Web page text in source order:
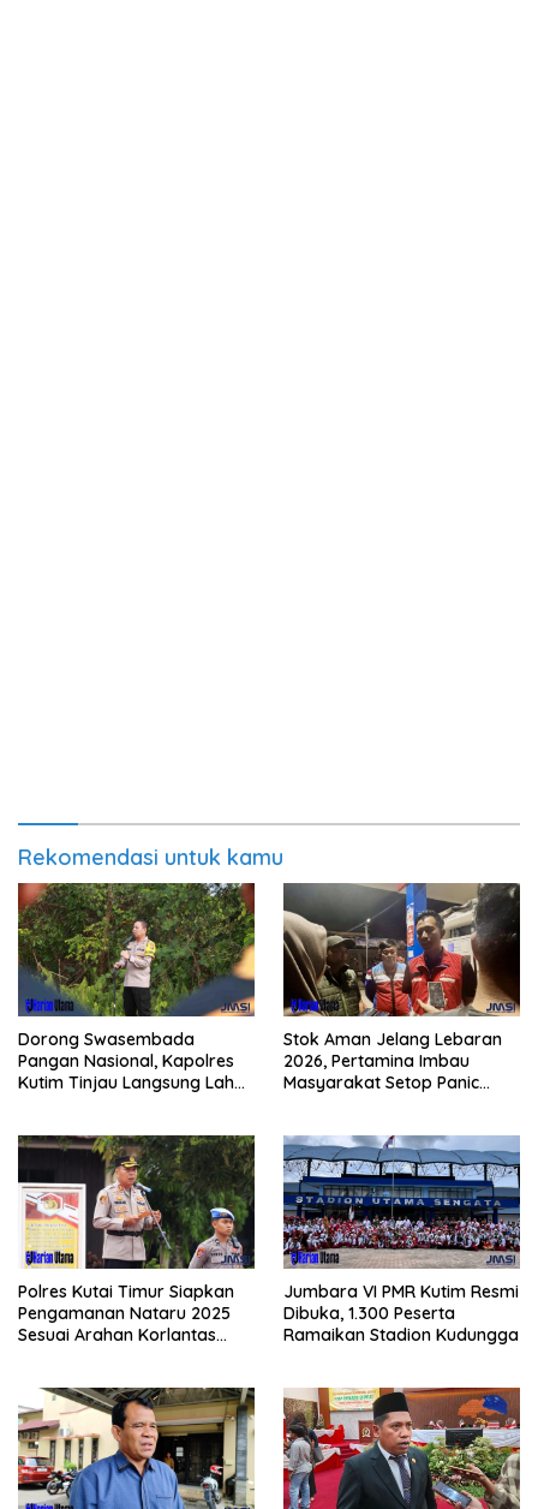
Rekomendasi untuk kamu
Dorong Swasembada
Pangan Nasional, Kapolres
Kutim Tinjau Langsung Lahan
Stok Aman Jelang Lebaran
2026, Pertamina Imbau
Masyarakat Setop Panic
Polres Kutai Timur Siapkan
Pengamanan Nataru 2025
Sesuai Arahan Korlantas
Jumbara VI PMR Kutim Resmi
Dibuka, 1.300 Peserta
Ramaikan Stadion Kudungga